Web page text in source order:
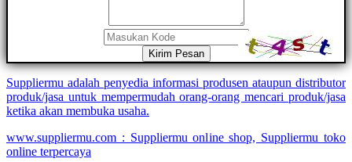
Kirim Pesan
Suppliermu adalah penyedia informasi produsen ataupun distributor
produk/jasa untuk mempermudah orang-orang mencari produk/jasa
ketika akan membuka usaha.
www.suppliermu.com : Suppliermu online shop, Suppliermu toko
online terpercaya